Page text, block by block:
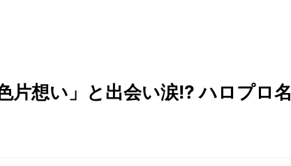
片想い」と出会い涙!? ハロプロ名